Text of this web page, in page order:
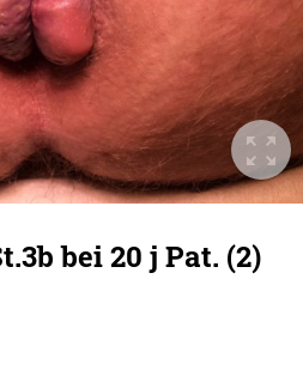
bei 20 j Pat. (2)